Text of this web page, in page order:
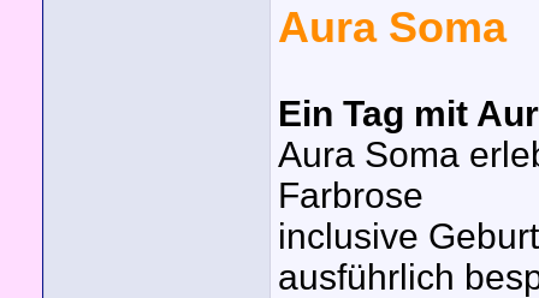
Aura Soma
Ein Tag mit
Aura Soma
Farbrose
inclusive
ausführlich